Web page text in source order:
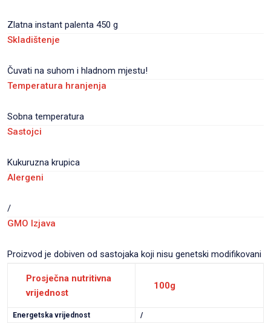
Zlatna instant palenta 450 g
Skladištenje
Čuvati na suhom i hladnom mjestu!
Temperatura hranjenja
Sobna temperatura
Sastojci
Kukuruzna krupica
Alergeni
/
GMO Izjava
Proizvod je dobiven od sastojaka koji nisu genetski modifikovani
Prosječna nutritivna
vrijednost
100g
Energetska vrijednost
/